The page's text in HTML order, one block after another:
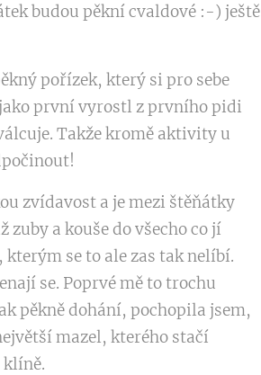
budou pěkní cvaldové :-) ještě
pořízek, který si pro sebe
první vyrostl z prvního pidi
Takže kromě aktivity u
zvídavost a je mezi štěňátky
a kouše do všecho co jí
se to ale zas tak nelíbí.
se. Poprvé mě to trochu
pěkně dohání, pochopila jsem,
mazel, kterého stačí